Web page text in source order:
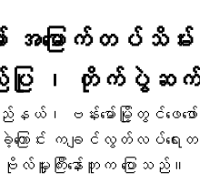
ာ် အ​မြောက်တပ်
ြု ၊ တိုက်ပွဲဆ
ည်နယ်၊ ဗန်းမော်မြို့တွင်ဖ
ြောင်း ကချင်လွတ်လပ်ရေးတ
မှူးကြီးနော်ဘူက ပြောသည်။